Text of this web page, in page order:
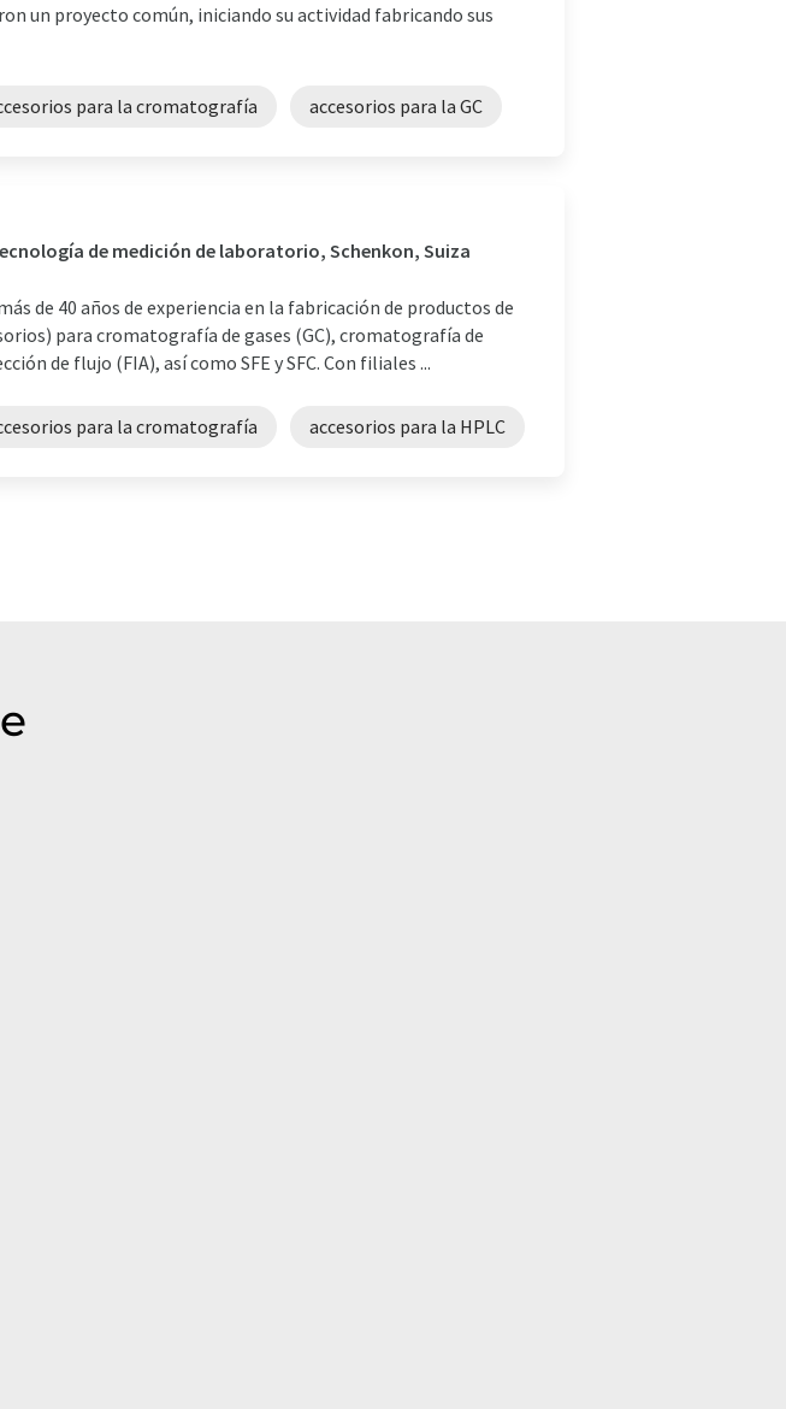
un proyecto común, iniciando su actividad fabricando sus
para la cromatografía accesorios para la GC
de medición de laboratorio, Schenkon, Suiza
de 40 años de experiencia en la fabricación de productos de
para cromatografía de gases (GC), cromatografía de
de flujo (FIA), así como SFE y SFC. Con filiales ...
para la cromatografía accesorios para la HPLC